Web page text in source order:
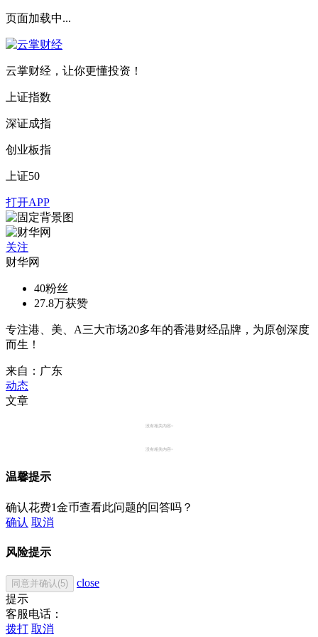
页面加载中...
云掌财经，让你更懂投资！
上证指数
深证成指
创业板指
上证50
打开APP
关注
财华网
40粉丝
27.8万获赞
专注港、美、A三大市场20多年的香港财经品牌，为原创深度
而生！
来自：广东
动态
文章
没有相关内容~
没有相关内容~
温馨提示
确认花费1金币查看此问题的回答吗？
确认 取消
风险提示
同意并确认(5)
close
提示
客服电话：
拨打 取消